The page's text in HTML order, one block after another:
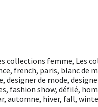
collections femme, Les
, french, paris, blanc de
, designer de mode,
, fashion show, défilé,
, automne, hiver, fall,